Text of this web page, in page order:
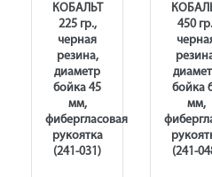
КОБАЛЬТ
225 гр.,
черная
резина,
диаметр
бойка 45
мм,
фибергласовая
рукоятка
(241-031)
450
бойка
мм,
(241-